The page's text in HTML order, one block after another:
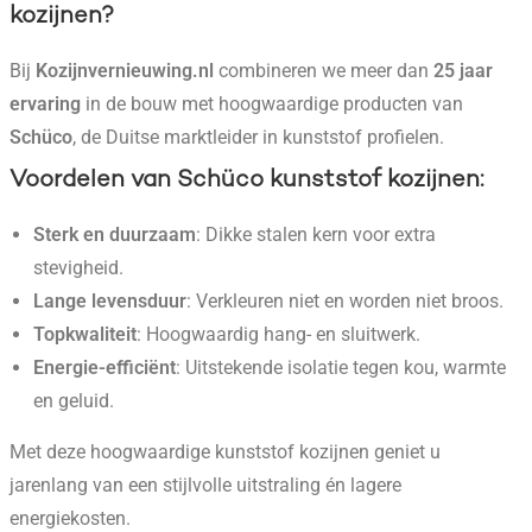
kozijnen?
Bij Kozijnvernieuwing.nl combineren we meer dan 25 jaar
ervaring in de bouw met hoogwaardige producten van
Schüco, de Duitse marktleider in kunststof profielen.
Voordelen van Schüco kunststof kozijnen:
Sterk en duurzaam: Dikke stalen kern voor extra
stevigheid.
Lange levensduur: Verkleuren niet en worden niet broos.
Topkwaliteit: Hoogwaardig hang- en sluitwerk.
Energie-efficiënt: Uitstekende isolatie tegen kou, warmte
en geluid.
Met deze hoogwaardige kunststof kozijnen geniet u
jarenlang van een stijlvolle uitstraling én lagere
energiekosten.